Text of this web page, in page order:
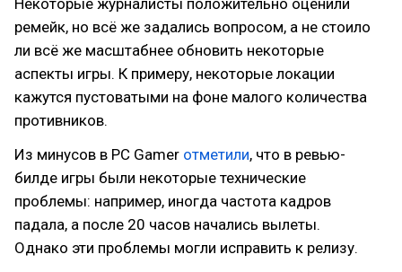
Некоторые журналисты положительно оценили
ремейк, но всё же задались вопросом, а не стоило
ли всё же масштабнее обновить некоторые
аспекты игры. К примеру, некоторые локации
кажутся пустоватыми на фоне малого количества
противников.
Из минусов в PC Gamer отметили, что в ревью-
билде игры были некоторые технические
проблемы: например, иногда частота кадров
падала, а после 20 часов начались вылеты.
Однако эти проблемы могли исправить к релизу.